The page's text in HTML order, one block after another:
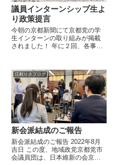
議員インターンシップ生よ
り政策提言
今朝の京都新聞にて京都党の学
生インターンの取り組みが掲載
されました！ 年に２回、各事務
わたるインターンシップの集大
成として事務所ごとに政策提言
をしてもらっています。 今回は
市内で...
江村りさブログ
新会派結成のご報告
新会派結成のご報告 2022年8月
吉日 この度、地域政党京都党市
会議員団は、日本維新の会京都